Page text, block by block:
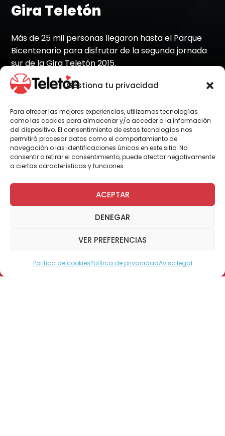
Gestiona tu privacidad
Para ofrecer las mejores experiencias, utilizamos tecnologías
como las cookies para almacenar y/o acceder a la información
del dispositivo. El consentimiento de estas tecnologías nos
permitirá procesar datos como el comportamiento de
navegación o las identificaciones únicas en este sitio. No
consentir o retirar el consentimiento, puede afectar negativamente
a ciertas características y funciones.
ACEPTAR
DENEGAR
VER PREFERENCIAS
Política de cookiesPolítica de privacidadAviso legal
Gira Teletón
Más de 25 mil personas llegaron hasta el Parque
Bicentenario para disfrutar de la segunda jornada
sur de la Gira Teletón 2015.
Por Administrador General
Modo Accesible